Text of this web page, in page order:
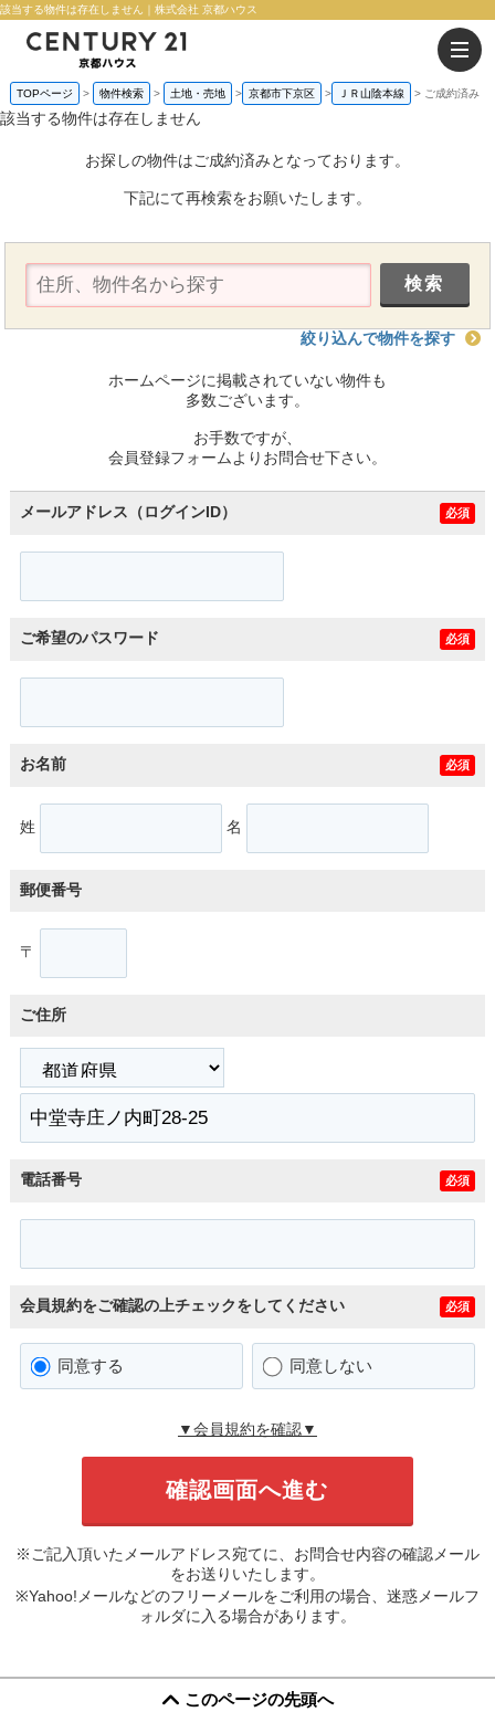
該当する物件は存在しません｜株式会社 京都ハウス
TOPページ 物件検索 土地・売地 京都市下京区 ＪＲ山陰本線 ご成約済み
該当する物件は存在しません
お探しの物件はご成約済みとなっております。
下記にて再検索をお願いたします。
絞り込んで物件を探す
ホームページに掲載されていない物件も
多数ございます。
お手数ですが、
会員登録フォームよりお問合せ下さい。
メールアドレス（ログインID） 必須
ご希望のパスワード 必須
お名前 必須
姓 名
郵便番号
〒
ご住所
電話番号 必須
会員規約をご確認の上チェックをしてください 必須
同意する 同意しない
▼会員規約を確認▼
※ご記入頂いたメールアドレス宛てに、お問合せ内容の確認メール
をお送りいたします。
※Yahoo!メールなどのフリーメールをご利用の場合、迷惑メールフ
ォルダに入る場合があります。
このページの先頭へ